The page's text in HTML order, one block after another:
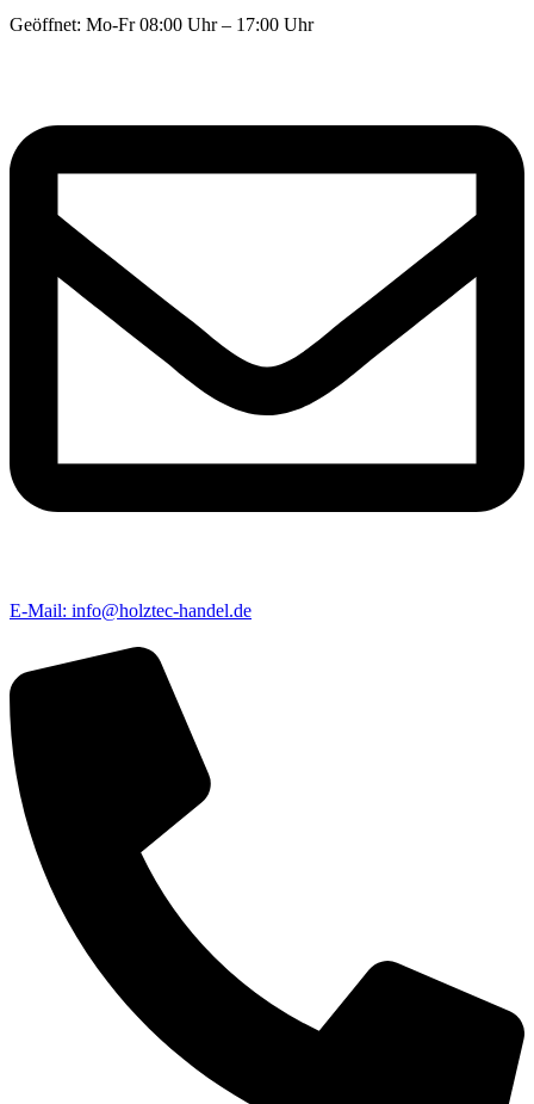
Geöffnet: Mo-Fr 08:00 Uhr – 17:00 Uhr
E-Mail: info@holztec-handel.de